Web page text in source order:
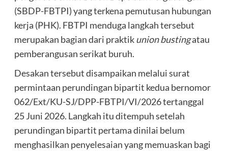
(SBDP-FBTPI) yang terkena pemutusan hubungan
kerja (PHK). FBTPI menduga langkah tersebut
merupakan bagian dari praktikunion bustingatau
pemberangusan serikat buruh.
Desakan tersebut disampaikan melalui surat
permintaan perundingan bipartit kedua bernomor
062/Ext/KU-SJ/DPP-FBTPI/VI/2026 tertanggal
25 Juni 2026. Langkah itu ditempuh setelah
perundingan bipartit pertama dinilai belum
menghasilkan penyelesaian yang memuaskan bagi